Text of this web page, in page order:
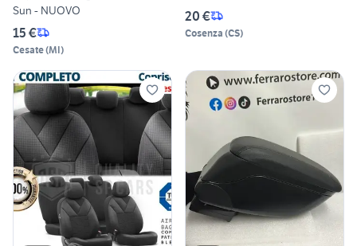
Sun - NUOVO
15 €
Cesate(MI)
20 €
Cosenza (CS)